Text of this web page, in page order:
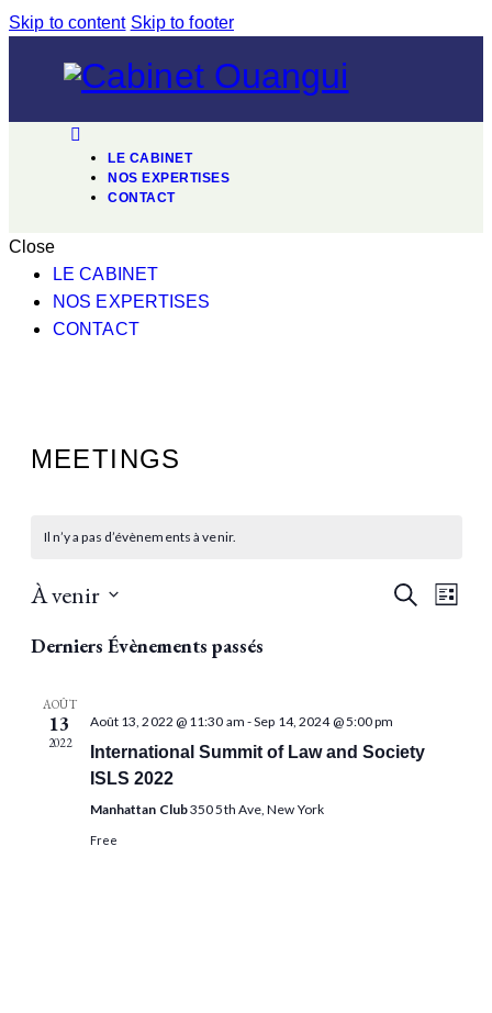
Skip to content Skip to footer
LE CABINET
NOS EXPERTISES
CONTACT
Close
LE CABINET
NOS EXPERTISES
CONTACT
MEETINGS
Il n’y a pas d’évènements à venir.
DE
Recherche
Liste
À venir
une
Derniers Évènements passés
AOÛT
13
2022
Août 13, 2022 @ 11:30 am -Sep 14, 2024 @ 5:00 pm
International Summit of Law and Society
ISLS 2022
Manhattan Club350 5th Ave, New York
Free